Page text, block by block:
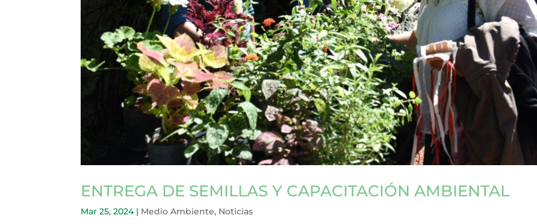
ENTREGA DE SEMILLAS Y CAPACITACIÓN AMBIENTAL
Mar 25, 2024| Medio Ambiente, Noticias